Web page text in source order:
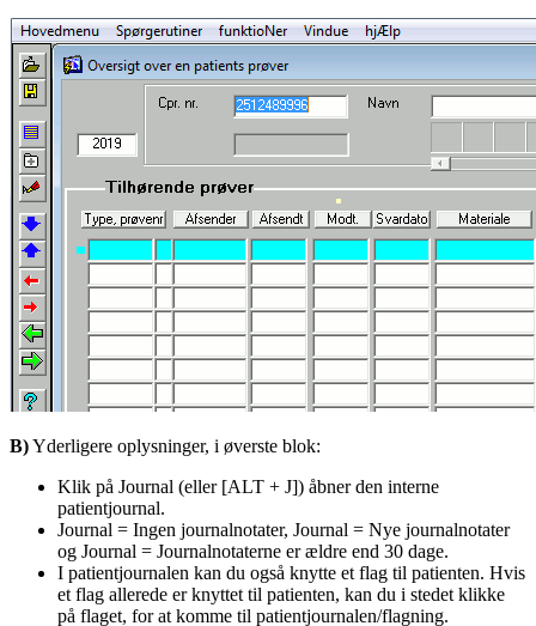
B)Yderligere oplysninger, i øverste blok:
Klik på Journal (eller [ALT + J]) åbner den interne
patientjournal.
Journal = Ingen journalnotater, Journal = Nye journalnotater
og Journal = Journalnotaterne er ældre end 30 dage.
I patientjournalen kan du også knytte et flag til patienten. Hvis
et flag allerede er knyttet til patienten, kan du i stedet klikke
på flaget, for at komme til patientjournalen/flagning.